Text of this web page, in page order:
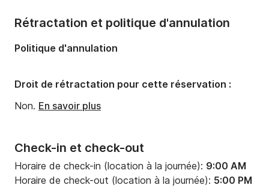
Nombre de cabines:
Check-in et check-out
Horaire de check-in (location à la journée): 9:00 AM
Horaire de check-out (location à la journée): 5:00 PM
Rétractation et politique d'annulation
Politique d'annulation
Droit de rétractation pour cette réservation :
Non. En savoir plus